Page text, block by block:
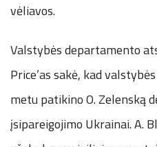
vėliavos.
Valstybės departamento
Price’as sakė, kad
metu patikino O. Zelenską
įsipareigojimo Ukrainai. A.